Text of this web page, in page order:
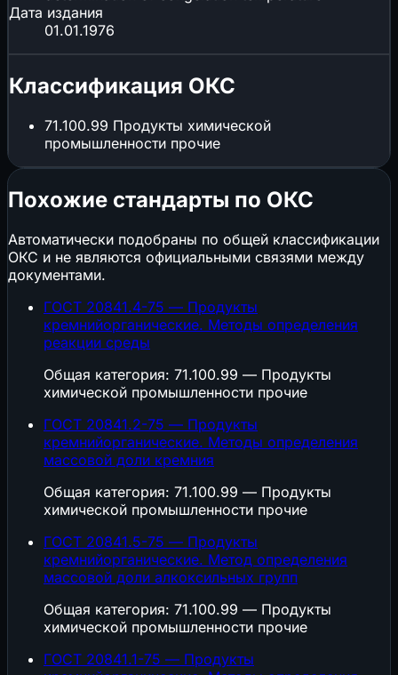
Дата издания
01.01.1976
Классификация ОКС
71.100.99 Продукты химической
промышленности прочие
Похожие стандарты по ОКС
Автоматически подобраны по общей классификации
ОКС и не являются официальными связями между
документами.
ГОСТ 20841.4-75 — Продукты
кремнийорганические. Методы определения
реакции среды
Общая категория: 71.100.99 — Продукты
химической промышленности прочие
ГОСТ 20841.2-75 — Продукты
кремнийорганические. Методы определения
массовой доли кремния
Общая категория: 71.100.99 — Продукты
химической промышленности прочие
ГОСТ 20841.5-75 — Продукты
кремнийорганические. Метод определения
массовой доли алкоксильных групп
Общая категория: 71.100.99 — Продукты
химической промышленности прочие
ГОСТ 20841.1-75 — Продукты